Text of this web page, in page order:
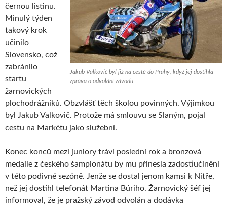
Jakub Valkovič byl již na cestě do Prahy, když jej dostihla
zpráva o odvolání závodu
černou listinu.
Minulý týden
takový krok
učinilo
Slovensko, což
zabránilo
startu
žarnovických
plochodrážníků. Obzvlášť těch školou povinných. Výjimkou
byl Jakub Valkovič. Protože má smlouvu se Slaným, pojal
cestu na Markétu jako služební.
Konec konců mezi juniory tráví poslední rok a bronzová
medaile z českého šampionátu by mu přinesla zadostiučinění
v této podivné sezóně. Jenže se dostal jenom kamsi k Nitře,
než jej dostihl telefonát Martina Búriho. Žarnovický šéf jej
informoval, že je pražský závod odvolán a dodávka